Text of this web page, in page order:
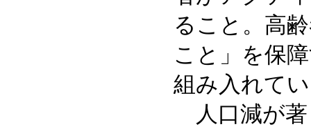
ること。高
こと」を保
組み入れて
人口減が著